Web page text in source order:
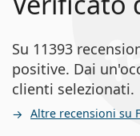
Su 11393
positive. Dai
clienti selezionati.
Altre recensioni su